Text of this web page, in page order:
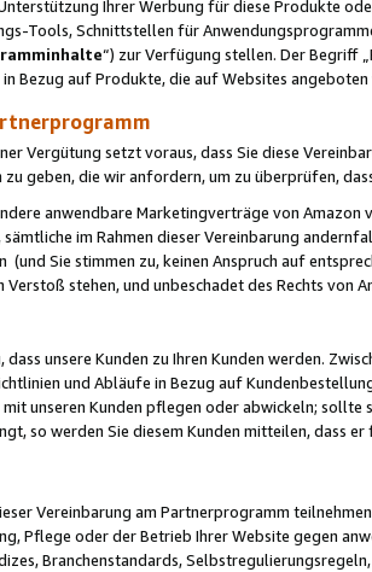
Ihrer Werbung für diese Produkte
Tools, Schnittstellen für
“) zur Verfügung stellen. Der Begriff
Bezug auf Produkte, die auf Websites
Vergütung setzt voraus, dass Sie diese
geben, die wir anfordern, um zu überprüfen,
anwendbare Marketingverträge von
im Rahmen dieser Vereinbarung
Sie stimmen zu, keinen Anspruch auf
stehen, und unbeschadet des Rechts von
unsere Kunden zu Ihren Kunden werden.
und Abläufe in Bezug auf
unseren Kunden pflegen oder abwickeln; sollte
so werden Sie diesem Kunden mitteilen, dass
Vereinbarung am Partnerprogramm
Pflege oder der Betrieb Ihrer Website gegen
Branchenstandards,